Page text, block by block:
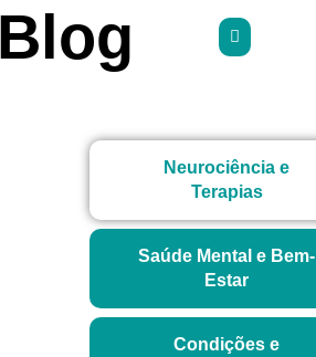
Neurociência e
Terapias
Saúde Mental e Bem-
Estar
Condições e